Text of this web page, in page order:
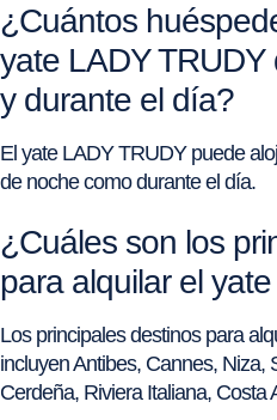
¿Cuántos
yate LADY
y durante el día?
El yate LADY TRUDY puede
de noche como durante el día.
¿Cuáles son los
para alquilar el
Los principales destinos para
incluyen Antibes, Cannes, Niza,
Cerdeña, Riviera Italiana, Costa